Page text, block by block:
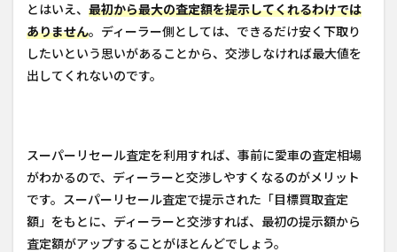
とはいえ、 最初から最大の査定額を提示してくれるわけでは
ありません。ディーラー側としては、できるだけ安く下取り
したいという思いがあることから、交渉しなければ最大値を
出してくれないのです。
スーパーリセール査定を利用すれば、事前に愛車の査定相場
がわかるので、ディーラーと交渉しやすくなるのがメリット
です。スーパーリセール査定で提示された「目標買取査定
額」をもとに、ディーラーと交渉すれば、最初の提示額から
査定額がアップすることがほとんどでしょう。